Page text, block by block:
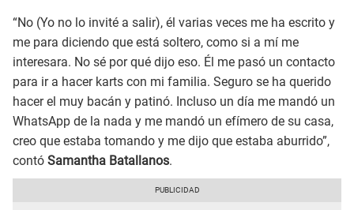
“No (Yo no lo invité a salir), él varias veces me ha escrito y
me para diciendo que está soltero, como si a mí me
interesara. No sé por qué dijo eso. Él me pasó un contacto
para ir a hacer karts con mi familia. Seguro se ha querido
hacer el muy bacán y patinó. Incluso un día me mandó un
WhatsApp de la nada y me mandó un efímero de su casa,
creo que estaba tomando y me dijo que estaba aburrido”,
contó Samantha Batallanos.